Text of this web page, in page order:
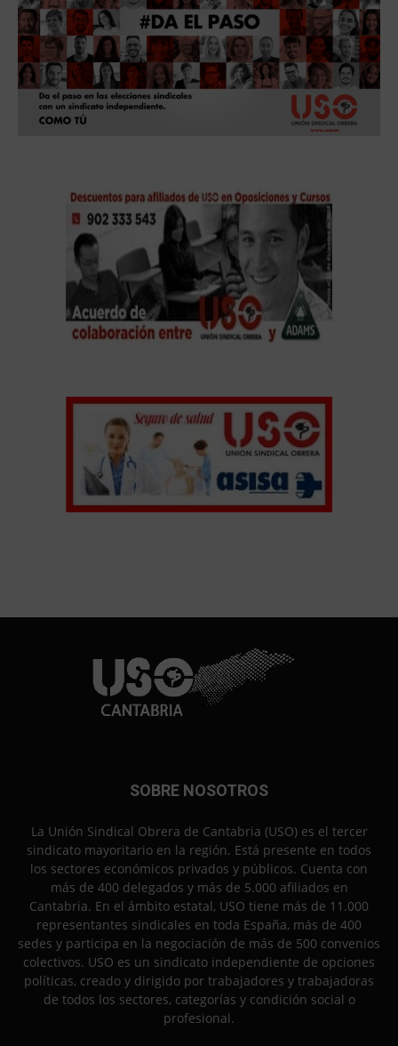
SOBRE NOSOTROS
La Unión Sindical Obrera de Cantabria (USO) es el tercer
sindicato mayoritario en la región. Está presente en todos
los sectores económicos privados y públicos. Cuenta con
más de 400 delegados y más de 5.000 afiliados en
Cantabria. En el ámbito estatal, USO tiene más de 11.000
representantes sindicales en toda España, más de 400
sedes y participa en la negociación de más de 500 convenios
colectivos. USO es un sindicato independiente de opciones
políticas, creado y dirigido por trabajadores y trabajadoras
de todos los sectores, categorías y condición social o
profesional.